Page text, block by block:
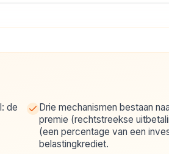
de
Drie mechanismen bestaan
premie (rechtstreekse
(een percentage van een
belastingkrediet.